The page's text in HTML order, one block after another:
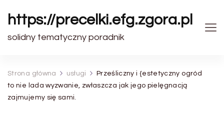
https://precelki.efg.zgora.pl
solidny tematyczny poradnik
Strona główna usługi
Prześliczny i {estetyczny ogród
to nie lada wyzwanie, zwłaszcza jak jego pielęgnacją
zajmujemy się sami.